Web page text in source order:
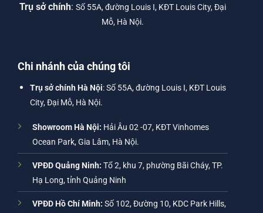
Trụ sở chính: Số 55A, đường Louis I, KĐT Louis City, Đại
Mỗ, Hà Nội.
Chi nhánh của chúng tôi
Trụ sở chính Hà Nội: Số 55A, đường Louis I, KĐT Louis
City, Đại Mỗ, Hà Nội.
Showroom Hà Nội: Hải Âu 02 -07, KĐT Vinhomes
Ocean Park, Gia Lâm, Hà Nội.
VPĐD Quảng Ninh: Tổ 2, khu 7, phường Bãi Cháy, TP.
Hạ Long, tỉnh Quảng Ninh
VPĐD Hồ Chí Minh: Số 102, Đường 10, KDC Park Hills,